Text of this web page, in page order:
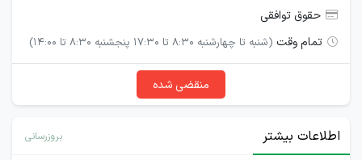
حقوق توافقی
تمام وقت (شنبه تا چهارشنبه 8:30 تا 17:30 پنجشنبه 8:30 تا 14:00)
منقضی شده
اطلاعات بیشتر بروزرسانی